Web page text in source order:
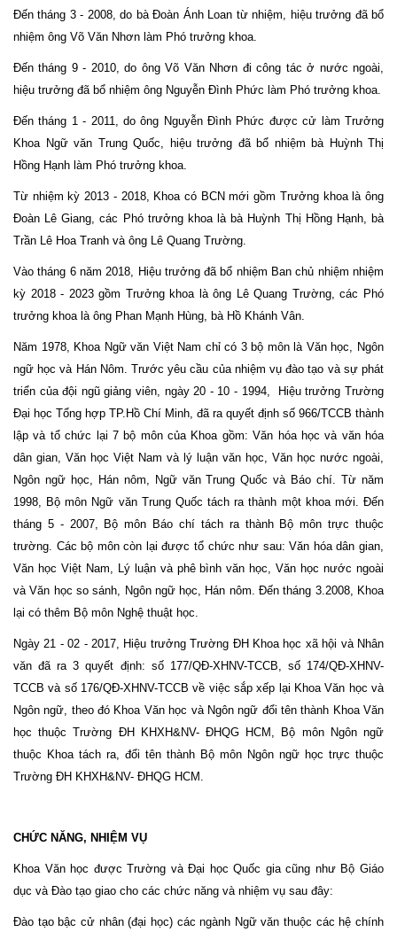
Đến tháng 3 - 2008, do bà Đoàn Ánh Loan từ nhiệm, hiệu trưởng đã bổ
nhiệm ông Võ Văn Nhơn làm Phó trưởng khoa.
Đến tháng 9 - 2010, do ông Võ Văn Nhơn đi công tác ở nước ngoài,
hiệu trưởng đã bổ nhiệm ông Nguyễn Đình Phức làm Phó trưởng khoa.
Đến tháng 1 - 2011, do ông Nguyễn Đình Phức được cử làm Trưởng
Khoa Ngữ văn Trung Quốc, hiệu trưởng đã bổ nhiệm bà Huỳnh Thị
Hồng Hạnh làm Phó trưởng khoa.
Từ nhiệm kỳ 2013 - 2018, Khoa có BCN mới gồm Trưởng khoa là ông
Đoàn Lê Giang, các Phó trưởng khoa là bà Huỳnh Thị Hồng Hạnh, bà
Trần Lê Hoa Tranh và ông Lê Quang Trường.
Vào tháng 6 năm 2018, Hiệu trưởng đã bổ nhiệm Ban chủ nhiệm nhiệm
kỳ 2018 - 2023 gồm Trưởng khoa là ông Lê Quang Trường, các Phó
trưởng khoa là ông Phan Mạnh Hùng, bà Hồ Khánh Vân.
Năm 1978, Khoa Ngữ văn Việt Nam chỉ có 3 bộ môn là Văn học, Ngôn
ngữ học và Hán Nôm. Trước yêu cầu của nhiệm vụ đào tạo và sự phát
triển của đội ngũ giảng viên, ngày 20 - 10 - 1994, Hiệu trưởng Trường
Đại học Tổng hợp TP.Hồ Chí Minh, đã ra quyết định số 966/TCCB thành
lập và tổ chức lại 7 bộ môn của Khoa gồm: Văn hóa học và văn hóa
dân gian, Văn học Việt Nam và lý luận văn học, Văn học nước ngoài,
Ngôn ngữ học, Hán nôm, Ngữ văn Trung Quốc và Báo chí. Từ năm
1998, Bộ môn Ngữ văn Trung Quốc tách ra thành một khoa mới. Đến
tháng 5 - 2007, Bộ môn Báo chí tách ra thành Bộ môn trực thuộc
trường. Các bộ môn còn lại được tổ chức như sau: Văn hóa dân gian,
Văn học Việt Nam, Lý luận và phê bình văn học, Văn học nước ngoài
và Văn học so sánh, Ngôn ngữ học, Hán nôm. Đến tháng 3.2008, Khoa
lại có thêm Bộ môn Nghệ thuật học.
Ngày 21 - 02 - 2017, Hiệu trưởng Trường ĐH Khoa học xã hội và Nhân
văn đã ra 3 quyết định: số 177/QĐ-XHNV-TCCB, số 174/QĐ-XHNV-
TCCB và số 176/QĐ-XHNV-TCCB về việc sắp xếp lại Khoa Văn học và
Ngôn ngữ, theo đó Khoa Văn học và Ngôn ngữ đổi tên thành Khoa Văn
học thuộc Trường ĐH KHXH&NV- ĐHQG HCM, Bộ môn Ngôn ngữ
thuộc Khoa tách ra, đổi tên thành Bộ môn Ngôn ngữ học trực thuộc
Trường ĐH KHXH&NV- ĐHQG HCM.
CHỨC NĂNG, NHIỆM VỤ
Khoa Văn học được Trường và Đại học Quốc gia cũng như Bộ Giáo
dục và Đào tạo giao cho các chức năng và nhiệm vụ sau đây:
Đào tạo bậc cử nhân (đại học) các ngành Ngữ văn thuộc các hệ chính